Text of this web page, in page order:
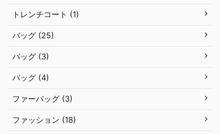
トレンチコート (1)
バッグ (25)
バッグ (3)
バッグ (4)
ファーバッグ (3)
ファッション (18)